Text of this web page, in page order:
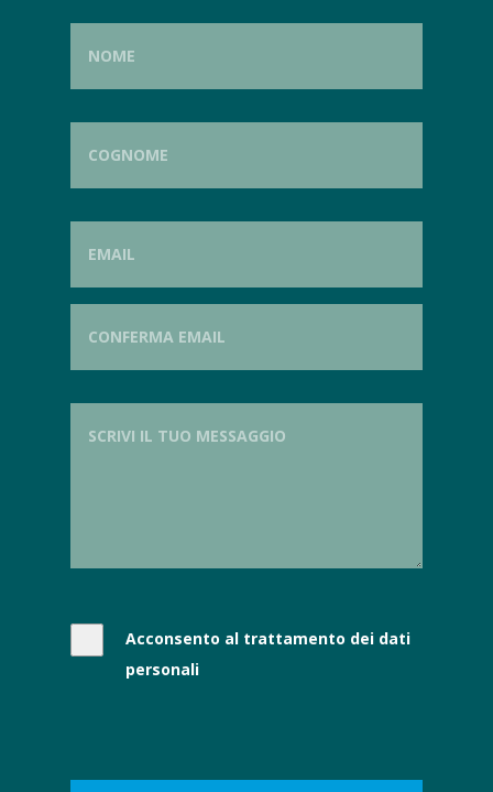
Acconsento al trattamento dei dati
personali